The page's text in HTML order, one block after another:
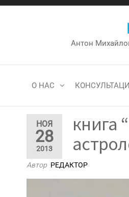
Перейти
Антон
О НАС
НОЯ
28
2013
книга
Автор РЕДАКТОР